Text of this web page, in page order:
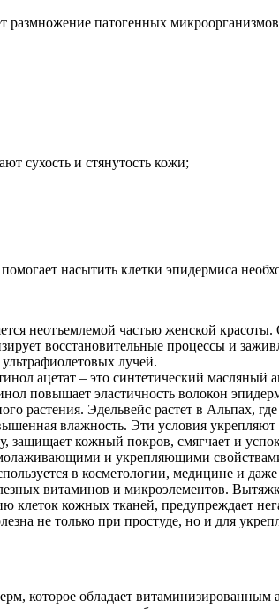
размножение патогенных
сухость и стянутость кожи;
насытить клетки эпидермиса
неотъемлемой частью женской
восстановительные процессы и
лучей.
ацетат – это синтетический
повышает эластичность волокон
растения. Эдельвейс растет в Альпах,
влажность. Эти условия
защищает кожный покров, смягчает и
и укрепляющими
в косметологии, медицине и
витаминов и микроэлементов.
кожных тканей, предупреждает
не только при простуде, но и для
которое обладает